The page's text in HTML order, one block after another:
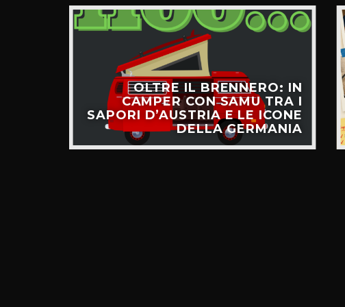
OLTRE IL BRENNERO: IN
CAMPER CON SAMU TRA I
SAPORI D’AUSTRIA E LE ICONE
DELLA GERMANIA